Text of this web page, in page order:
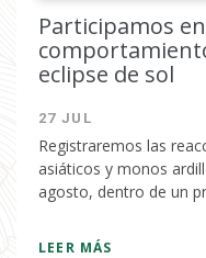
Participamos
eclipse de sol
27 JUL
Registraremos las
asiáticos y monos
agosto, dentro de un
LEER MÁS